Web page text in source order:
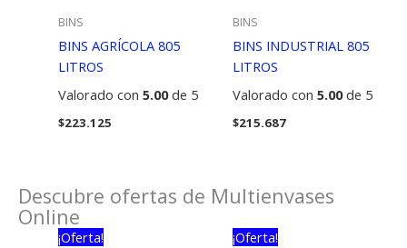
BINS
BINS AGRÍCOLA 805
LITROS
Valorado con 5.00de 5
$223.125
BINS
BINS INDUSTRIAL 805
LITROS
Valorado con 5.00de 5
$215.687
Descubre ofertas de Multienvases
Online
¡Oferta! ¡Oferta!